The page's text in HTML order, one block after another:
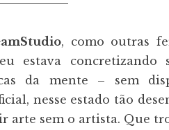
, como outras
estava concretizando
da mente – sem
nesse estado tão
arte sem o artista. Que